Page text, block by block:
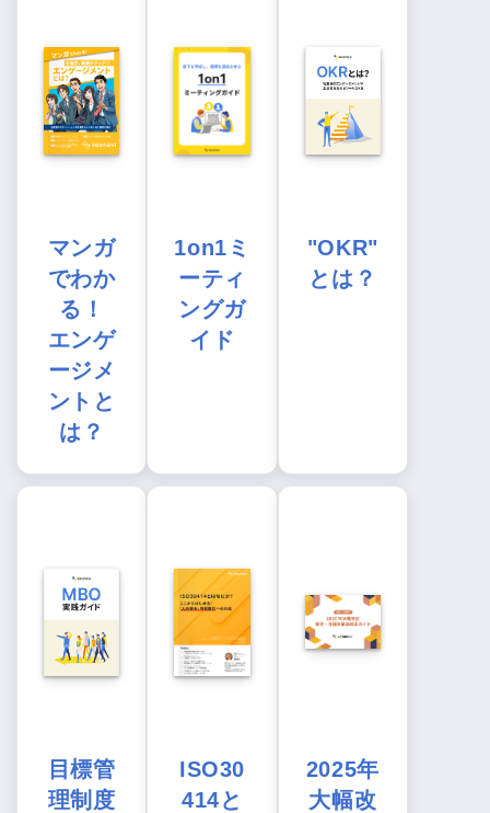
マンガ
でわか
る！
エンゲ
ージメ
ントと
は？
1on1ミ
ーティ
ングガ
イド
"OKR"
とは？
目標管
理制度
ISO30
414と
2025年
大幅改